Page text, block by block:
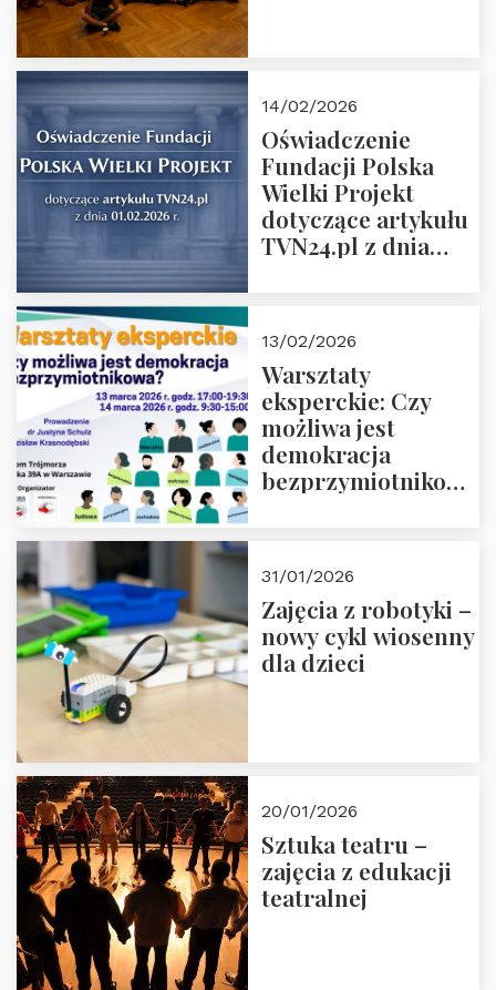
14/02/2026
Oświadczenie
Fundacji Polska
Wielki Projekt
dotyczące artykułu
TVN24.pl z dnia
13/02/2026
Warsztaty
eksperckie: Czy
możliwa jest
demokracja
bezprzymiotnikowa?
31/01/2026
Zajęcia z robotyki –
nowy cykl wiosenny
dla dzieci
20/01/2026
Sztuka teatru –
zajęcia z edukacji
teatralnej